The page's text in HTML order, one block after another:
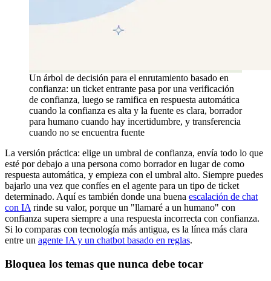
Un árbol de decisión para el enrutamiento basado en
confianza: un ticket entrante pasa por una verificación
de confianza, luego se ramifica en respuesta automática
cuando la confianza es alta y la fuente es clara, borrador
para humano cuando hay incertidumbre, y transferencia
cuando no se encuentra fuente
La versión práctica: elige un umbral de confianza, envía todo lo que
esté por debajo a una persona como borrador en lugar de como
respuesta automática, y empieza con el umbral alto. Siempre puedes
bajarlo una vez que confíes en el agente para un tipo de ticket
determinado. Aquí es también donde una buena escalación de chat
con IA rinde su valor, porque un "llamaré a un humano" con
confianza supera siempre a una respuesta incorrecta con confianza.
Si lo comparas con tecnología más antigua, es la línea más clara
entre un agente IA y un chatbot basado en reglas.
Bloquea los temas que nunca debe tocar